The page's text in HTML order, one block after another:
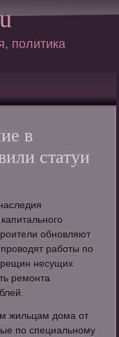
политика
в
статуи
обновляют
работы по
несущих
ремонта
жильцам дома от
по специальному